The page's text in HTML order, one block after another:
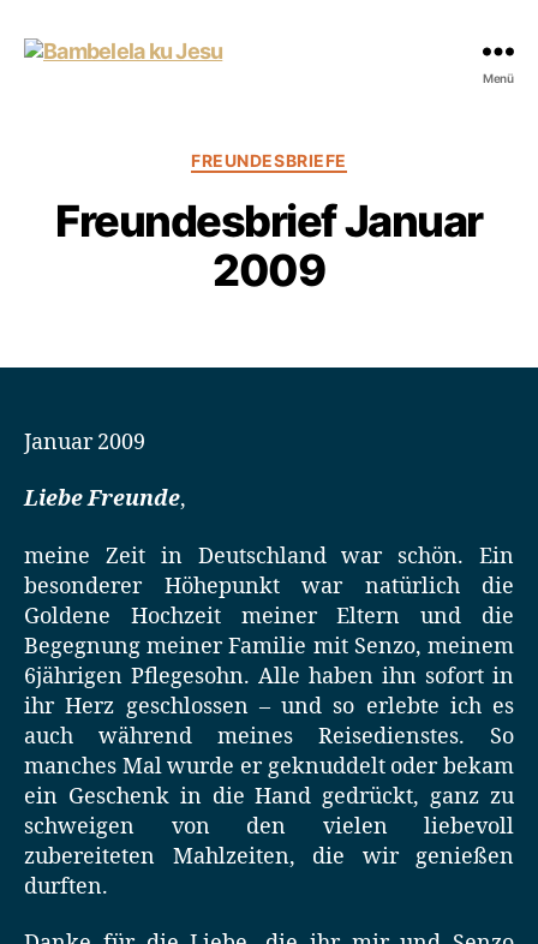
Menü
Kategorien
FREUNDESBRIEFE
Freundesbrief Januar
2009
Januar 2009
Liebe Freunde,
meine Zeit in Deutschland war schön. Ein
besonderer Höhepunkt war natürlich die
Goldene Hochzeit meiner Eltern und die
Begegnung meiner Familie mit Senzo, meinem
6jährigen Pflegesohn. Alle haben ihn sofort in
ihr Herz geschlossen – und so erlebte ich es
auch während meines Reisedienstes. So
manches Mal wurde er geknuddelt oder bekam
ein Geschenk in die Hand gedrückt, ganz zu
schweigen von den vielen liebevoll
zubereiteten Mahlzeiten, die wir genießen
durften.